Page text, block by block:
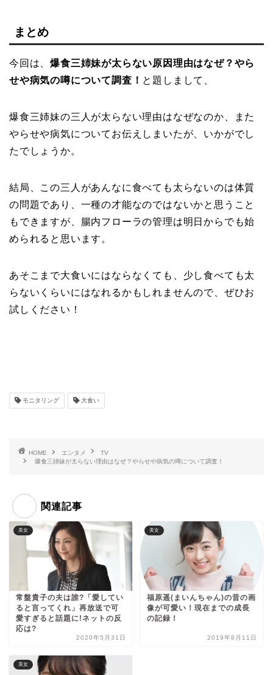
まとめ
今回は、爆食三姉妹が太らない原因理由はなぜ？やら
せや病気の噂について調査！ と題しまして、
爆食三姉妹の三人が太らない理由はなぜなのか、また
やらせや病気についてお伝えしまいたが、いかがでし
たでしょうか。
結局、この三人があんなに食べても太らないのは体質
の問題であり、一種の才能なのではないかと思うこと
もできますが、腸内フローラの管理は明日からでも始
められると思います。
あそこまで大食いにはならなくても、少し食べても太
らないくらいにはなれるかもしれませんので、ぜひお
試しください！
モニタリング 大食い
HOME エンタメ
TV
爆食三姉妹が太らない理由はなぜ？やらせや病気の噂について調査！
関連記事
美女
常盤貴子の夫は誰?「愛してい
ると言ってくれ」再放送で可
愛すぎると話題に!ネットの反
応は?
2020年5月31日
美女
福原遥(まいんちゃん)の昔の画
像が可愛い！現在までの成長
の記録！
2019年8月11日
美女